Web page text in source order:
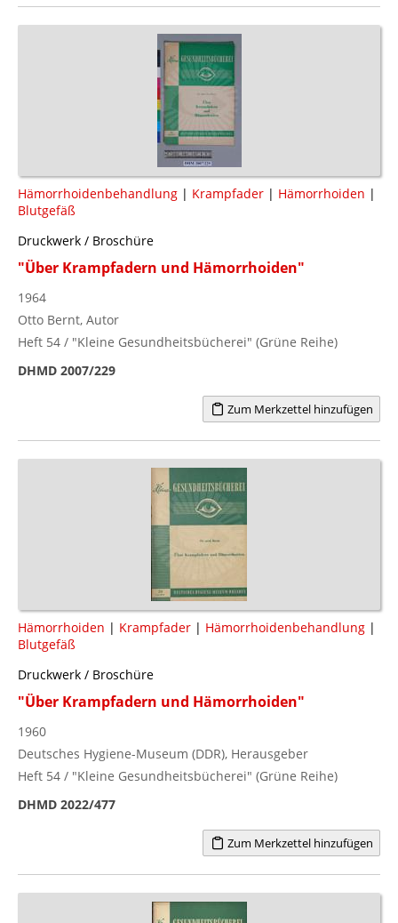
Hämorrhoidenbehandlung | Krampfader | Hämorrhoiden |
Blutgefäß
Druckwerk / Broschüre
"Über Krampfadern und Hämorrhoiden"
1964
Otto Bernt, Autor
Heft 54 / "Kleine Gesundheitsbücherei" (Grüne Reihe)
DHMD 2007/229
Zum Merkzettel hinzufügen
Hämorrhoiden | Krampfader | Hämorrhoidenbehandlung |
Blutgefäß
Druckwerk / Broschüre
"Über Krampfadern und Hämorrhoiden"
1960
Deutsches Hygiene-Museum (DDR), Herausgeber
Heft 54 / "Kleine Gesundheitsbücherei" (Grüne Reihe)
DHMD 2022/477
Zum Merkzettel hinzufügen